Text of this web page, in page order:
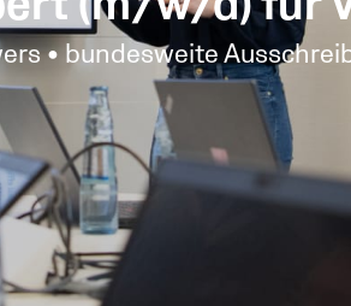
• bundesweite